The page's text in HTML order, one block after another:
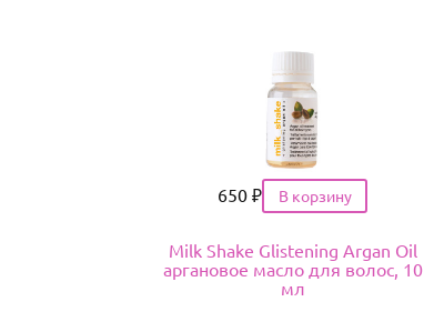
Цена
650 ₽
Milk Shake Glistening Argan Oil
аргановое масло для волос, 10
мл